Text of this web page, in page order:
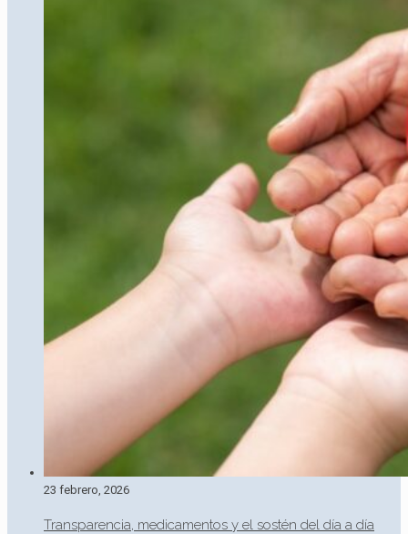
23 febrero, 2026
Transparencia, medicamentos y el sostén del día a día